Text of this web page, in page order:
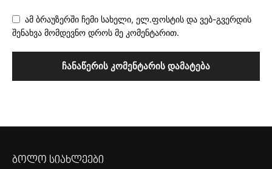
ამ ბრაუზერში ჩემი სახელი, ელ.ფოსტის და ვებ-გვერდის
შენახვა მომდევნო დროს მე კომენტარით.
ბოლო სიახლეები